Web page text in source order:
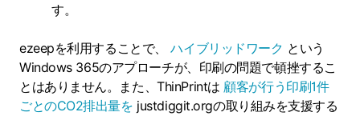
す。
ezeepを利用することで、ハイブリッドワーク という
Windows 365のアプローチが、印刷の問題で頓挫するこ
とはありません。また、ThinPrintは 顧客が行う印刷1件
ごとのCO2排出量を justdiggit.orgの取り組みを支援する